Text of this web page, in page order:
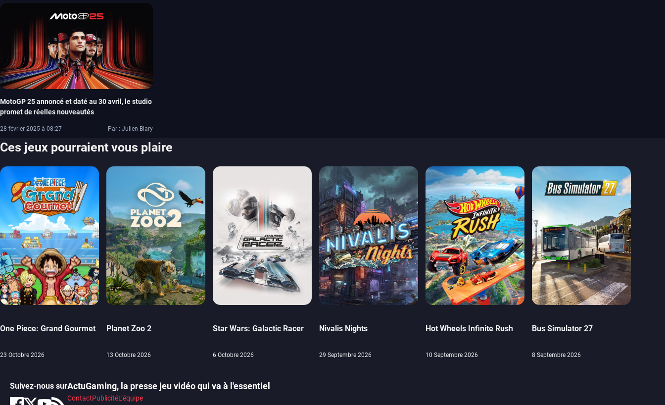
MotoGP 25 annoncé et daté au 30 avril, le studio
promet de réelles nouveautés
28 février 2025 à 08:27 Par : Julien Blary
Ces jeux pourraient vous plaire
One Piece: Grand Gourmet
23 Octobre 2026
Planet Zoo 2
13 Octobre 2026
Star Wars: Galactic Racer
6 Octobre 2026
Nivalis Nights
29 Septembre 2026
Hot Wheels Infinite Rush
10 Septembre 2026
Bus Simulator 27
8 Septembre 2026
Suivez-nous surActuGaming, la presse jeu vidéo qui va à l'essentiel
ContactPublicitéL’équipe